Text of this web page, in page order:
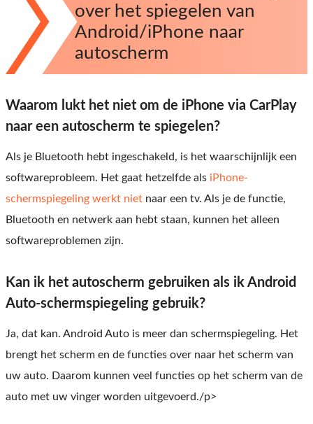
over het spiegelen van
Android/iPhone naar
autoscherm
Waarom lukt het niet om de iPhone via CarPlay
naar een autoscherm te spiegelen?
Als je Bluetooth hebt ingeschakeld, is het waarschijnlijk een
softwareprobleem. Het gaat hetzelfde als iPhone-
schermspiegeling werkt niet naar een tv. Als je de functie,
Bluetooth en netwerk aan hebt staan, kunnen het alleen
softwareproblemen zijn.
Kan ik het autoscherm gebruiken als ik Android
Auto-schermspiegeling gebruik?
Ja, dat kan. Android Auto is meer dan schermspiegeling. Het
brengt het scherm en de functies over naar het scherm van
uw auto. Daarom kunnen veel functies op het scherm van de
auto met uw vinger worden uitgevoerd./p>